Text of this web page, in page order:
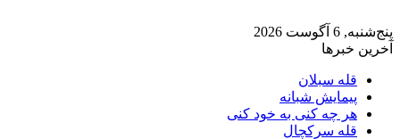
پنج‌شنبه, 6 آگوست 2026
آخرین خبرها
قله سبلان
پیمایش شبانه
هر چه کنی به خود کنی
قله سرکچال